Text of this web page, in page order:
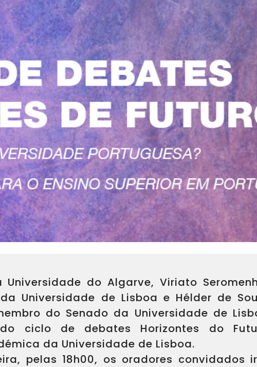
do Algarve, Viriato
Universidade de Lisboa e Hélder de
do Senado da Universidade de
ciclo de debates Horizontes do
da Universidade de Lisboa.
pelas 18h00, os oradores convidados